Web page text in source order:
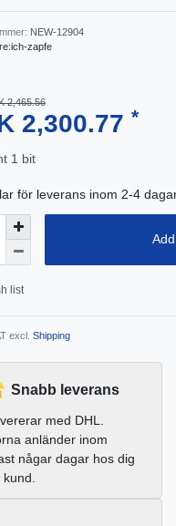
NEW-12904
ich-zapfe
2,465.56
2,300.77 *
1 bit
för leverans inom 2-4
list
excl. Shipping
Snabb leverans
med DHL.
anländer inom
någar dagar hos dig